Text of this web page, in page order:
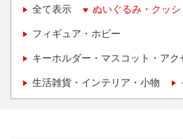
全て表示 ぬいぐるみ・クッシ
フィギュア・ホビー
キーホルダー・マスコット・アク
生活雑貨・インテリア・小物